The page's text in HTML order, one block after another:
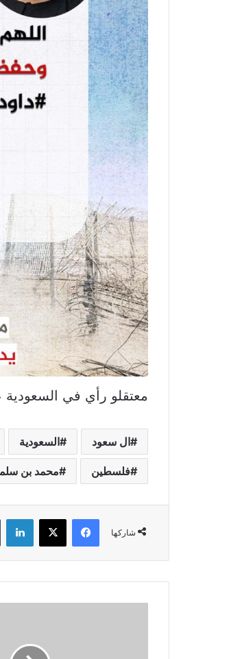
معتقلو رأي في السعودية
ال سعود السعودية
فلسطين محمد بن
شاركها
فيسبوك X